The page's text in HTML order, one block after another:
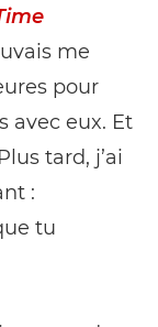
me
pour
avec eux. Et
tard, j’ai
:
tu